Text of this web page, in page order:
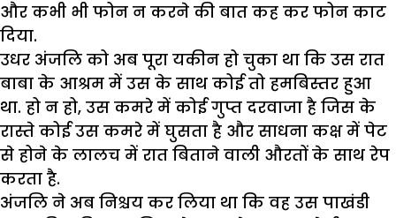
और कभी भी फोन न करने की बात कह कर फोन काट
दिया.
उधर अंजलि को अब पूरा यकीन हो चुका था कि उस रात
बाबा के आश्रम में उस के साथ कोई तो हमबिस्तर हुआ
था. हो न हो, उस कमरे में कोई गुप्त दरवाजा है जिस के
रास्ते कोई उस कमरे में घुसता है और साधना कक्ष में पेट
से होने के लालच में रात बिताने वाली औरतों के साथ रेप
करता है.
अंजलि ने अब निश्चय कर लिया था कि वह उस पाखंडी